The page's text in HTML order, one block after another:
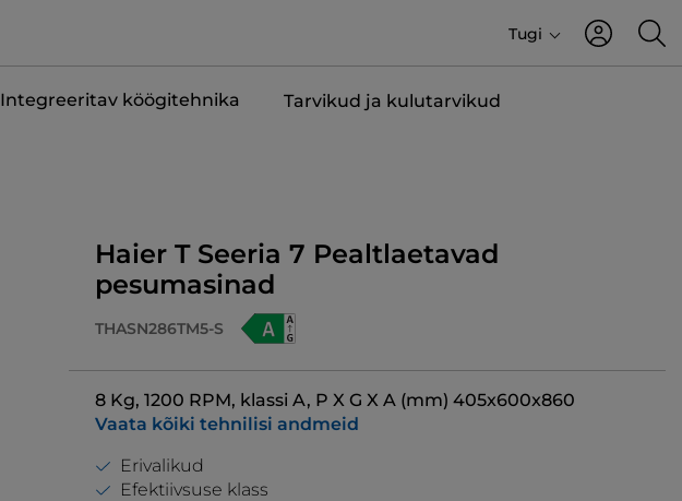
Tugi
Integreeritav köögitehnika Tarvikud ja kulutarvikud
Haier T Seeria 7 Pealtlaetavad
pesumasinad
THASN286TM5-S
8 Kg, 1200 RPM, klassi A, P X G X A (mm) 405x600x860
Vaata kõiki tehnilisi andmeid
Erivalikud
Efektiivsuse klass